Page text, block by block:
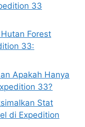
33
Forest
33:
Apakah Hanya
33?
Stat
di Expedition